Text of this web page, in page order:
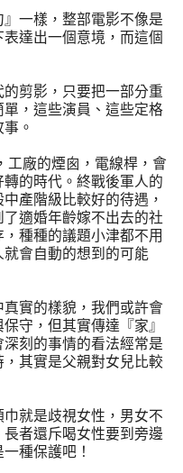
一樣，整部電影不像是
達出一個意境，而這個
剪影，只要把一部分重
，這些演員、這些定格
。
工廠的煙囪，電線桿，會
的時代。終戰後軍人的
產階級比較好的待遇，
適婚年齡嫁不出去的社
種種的議題小津都不用
會自動的想到的可能
實的樣貌，我們或許會
守，但其實傳達『家』
刻的事情的看法經常是
其實是父親對女兒比較
就是歧視女性，男女不
者還斥喝女性要到旁邊
種保護吧！